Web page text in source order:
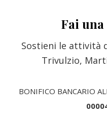
Fai
Sostieni le attività
Trivulzio,
BONIFICO BANCARIO